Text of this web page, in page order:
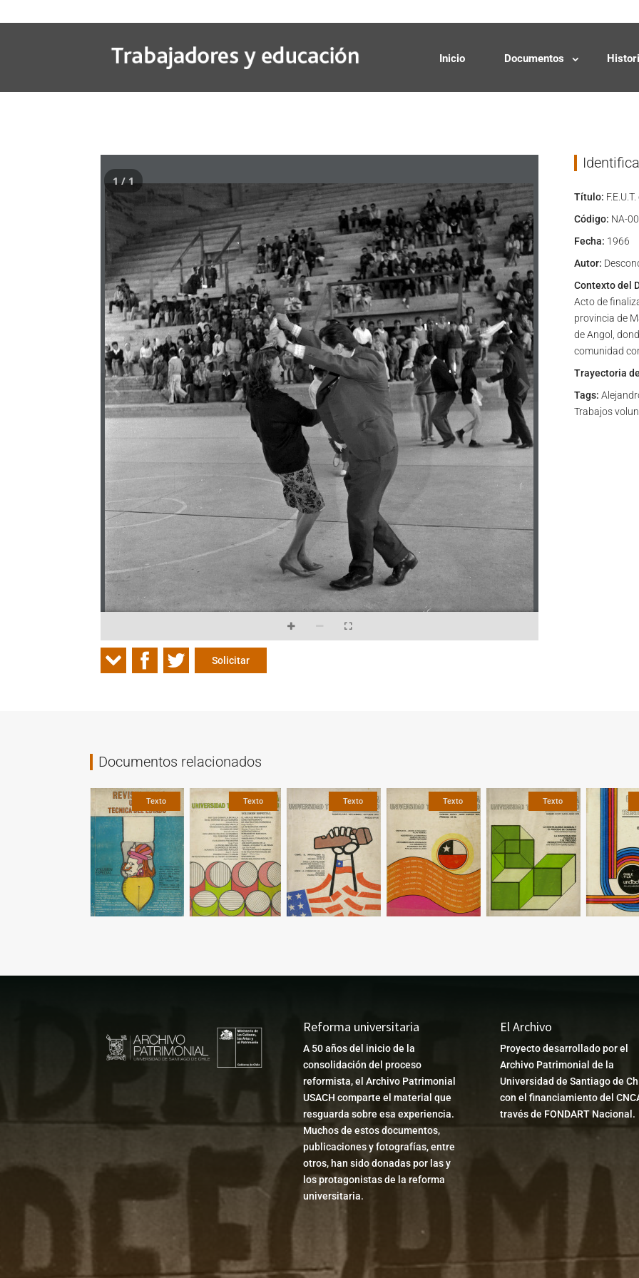
Inicio Documentos
1 / 1
Solicitar
Título:
Código: NA-
Fecha: 1966
Autor:
Contexto del
Acto de
provincia de
de Angol,
comunidad
Trayectoria
Tags:
Trabajos
Documentos relacionados
Texto Texto Texto Texto Texto
Reforma universitaria
A 50 años del inicio de la
consolidación del proceso
reformista, el Archivo Patrimonial
USACH comparte el material que
resguarda sobre esa experiencia.
Muchos de estos documentos,
publicaciones y fotografías, entre
otros, han sido donadas por las y
los protagonistas de la reforma
universitaria.
El Archivo
Proyecto desarrollado por el
Archivo Patrimonial de la
Universidad de Santiago de
con el financiamiento del
través de FONDART Nacional.